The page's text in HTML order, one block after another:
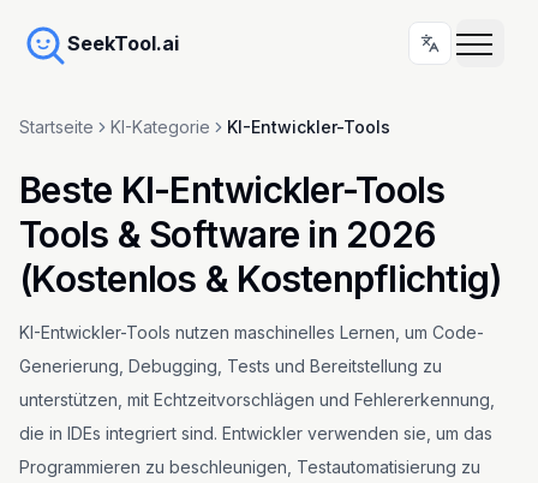
SeekTool.ai
Startseite KI-Kategorie KI-Entwickler-Tools
Beste KI-Entwickler-Tools
Tools & Software in 2026
(Kostenlos & Kostenpflichtig)
KI-Entwickler-Tools nutzen maschinelles Lernen, um Code-
Generierung, Debugging, Tests und Bereitstellung zu
unterstützen, mit Echtzeitvorschlägen und Fehlererkennung,
die in IDEs integriert sind. Entwickler verwenden sie, um das
Programmieren zu beschleunigen, Testautomatisierung zu